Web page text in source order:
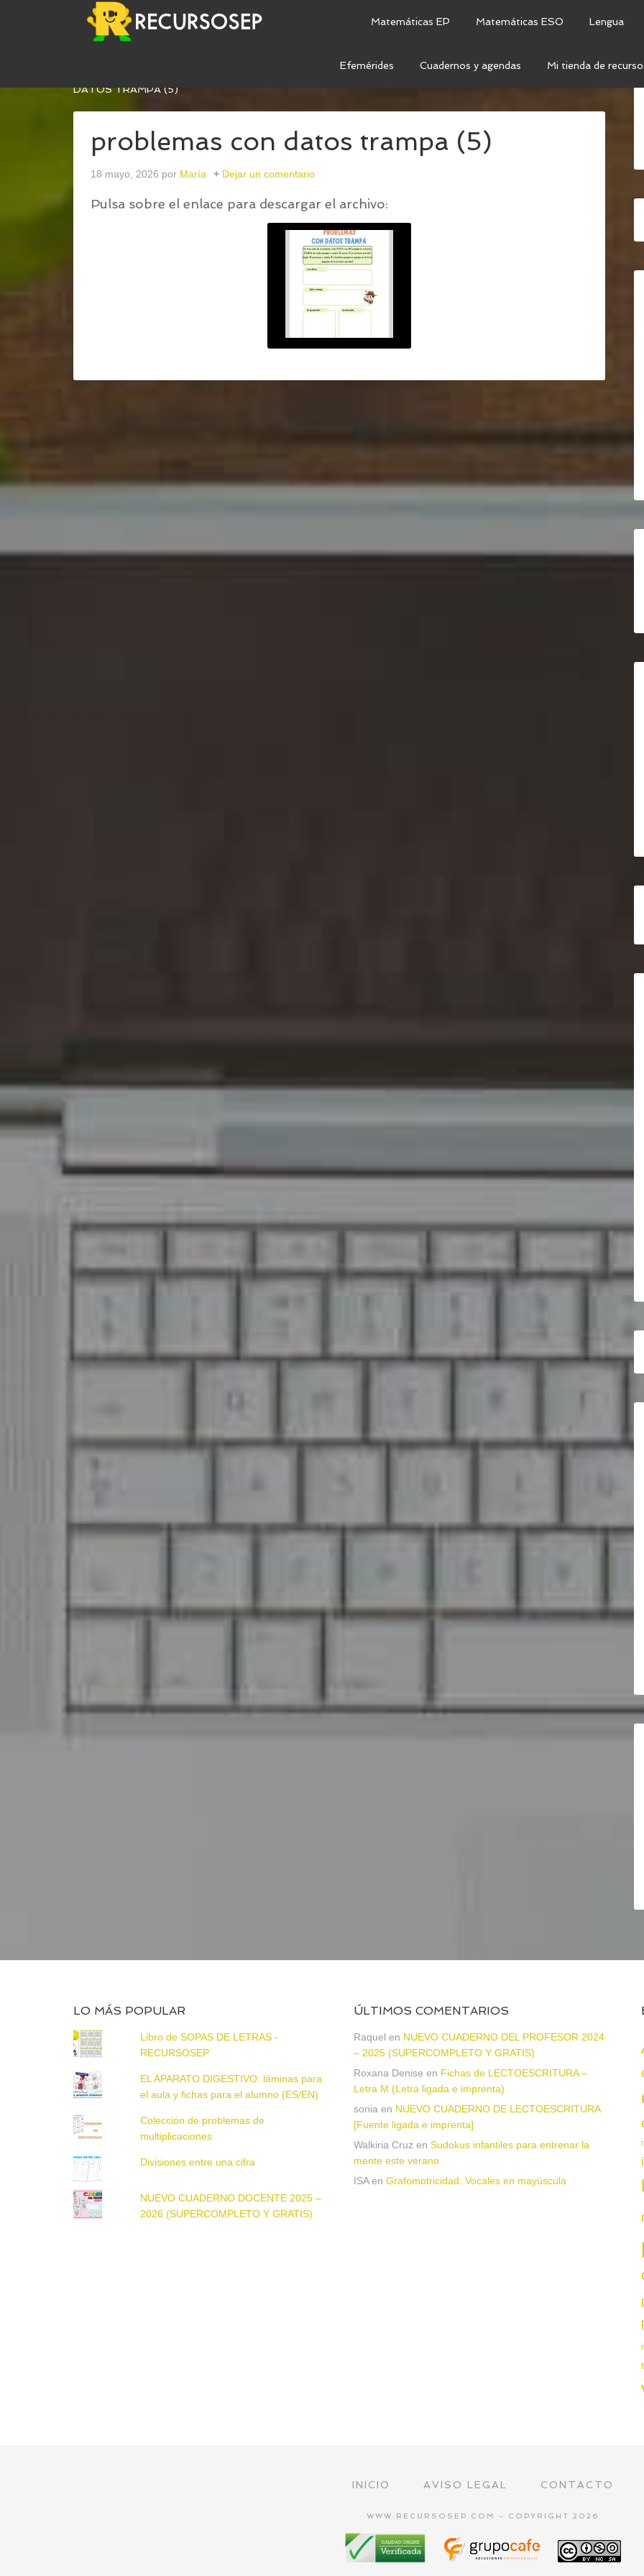
Matemáticas EP Matemáticas ESO Lengua
Efemérides Cuadernos y agendas Mi tienda de
PROBLEMAS MATEMÁTICOS CON DATOS TRAMPA /PROBLEMAS CON
DATOS TRAMPA (5)
problemas con datos trampa (5)
18 mayo, 2026 por María Dejar un comentario
Pulsa sobre el enlace para descargar el archivo:
LO MÁS POPULAR
Libro de SOPAS DE LETRAS -
RECURSOSEP
EL APARATO DIGESTIVO: láminas para
el aula y fichas para el alumno (ES/EN)
Colección de problemas de
multiplicaciones
Divisiones entre una cifra
NUEVO CUADERNO DOCENTE 2025 –
2026 (SUPERCOMPLETO Y GRATIS)
ÚLTIMOS COMENTARIOS
Raquel en NUEVO CUADERNO DEL PROFESOR 2024
– 2025 (SUPERCOMPLETO Y GRATIS)
Roxana Denise en Fichas de LECTOESCRITURA –
Letra M (Letra ligada e imprenta)
sonia en NUEVO CUADERNO DE LECTOESCRITURA
[Fuente ligada e imprenta]
Walkiria Cruz en Sudokus infantiles para entrenar la
mente este verano
ISAen Grafomotricidad. Vocales en mayúscula
INICIO AVISO LEGAL CONTACTO
WWW.RECURSOSEP.COM - COPYRIGHT 2026